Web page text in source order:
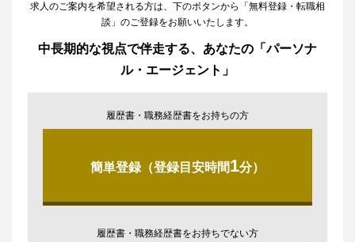
求人のご案内を希望される方は、下のボタンから「無料登録・転職相
談」のご登録をお願いいたします。
中長期的な視点で伴走する、あなたの「パーソナ
ル・エージェント」
履歴書・職務経歴書をお持ちの方
簡単登録（登録目安時間1分）
履歴書・職務経歴書をお持ちでない方